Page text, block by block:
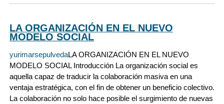
LA ORGANIZACIÓN EN EL NUEVO
MODELO SOCIAL
yurimarsepulvedaLA ORGANIZACIÓN EN EL NUEVO
MODELO SOCIAL Introducción La organización social es
aquella capaz de traducir la colaboración masiva en una
ventaja estratégica, con el fin de obtener un beneficio colectivo.
La colaboración no solo hace posible el surgimiento de nuevas